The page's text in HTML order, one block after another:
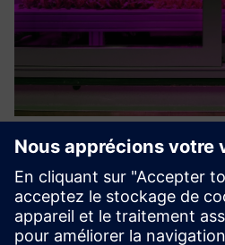
Infinite Acres Micro
Vertical Farming
Accelerate agricultural research
fully controlled vertical farming